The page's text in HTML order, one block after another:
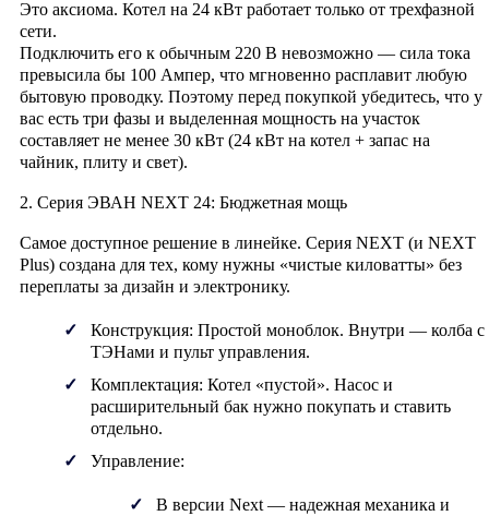
Это аксиома. Котел на 24 кВт работает только от трехфазной
сети.
Подключить его к обычным 220 В невозможно — сила тока
превысила бы 100 Ампер, что мгновенно расплавит любую
бытовую проводку. Поэтому перед покупкой убедитесь, что у
вас есть три фазы и выделенная мощность на участок
составляет не менее 30 кВт (24 кВт на котел + запас на
чайник, плиту и свет).
2. Серия ЭВАН NEXT 24: Бюджетная мощь
Самое доступное решение в линейке. Серия NEXT (и NEXT
Plus) создана для тех, кому нужны «чистые киловатты» без
переплаты за дизайн и электронику.
Конструкция: Простой моноблок. Внутри — колба с
ТЭНами и пульт управления.
Комплектация: Котел «пустой». Насос и
расширительный бак нужно покупать и ставить
отдельно.
Управление:
В версии Next — надежная механика и